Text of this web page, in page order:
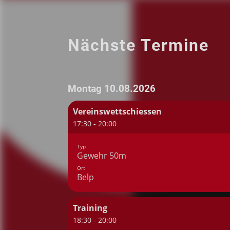
Nächste Termine
Montag 10.08.2026
Vereinswettschiessen
17:30 - 20:00
Typ
Gewehr 50m
Ort
Belp
Training
18:30 - 20:00